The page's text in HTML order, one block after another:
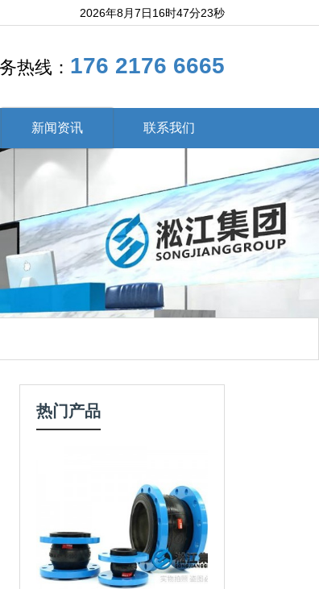
2026年8月7日16时47分24秒
热线： 176 2176 6665
新闻资讯 联系我们
热门产品